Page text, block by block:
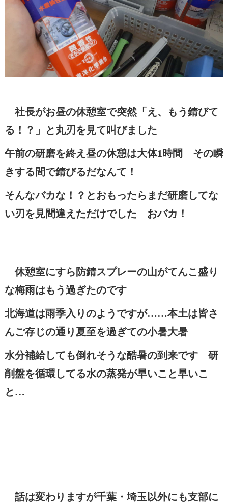
社長がお昼の休憩室で突然「え、もう錆びて
る！？」と丸刃を見て叫びました
午前の研磨を終え昼の休憩は大体1時間 その瞬
きする間で錆びるだなんて！
そんなバカな！？とおもったらまだ研磨してな
い刃を見間違えただけでした おバカ！
休憩室にすら防錆スプレーの山がてんこ盛り
な梅雨はもう過ぎたのです
北海道は雨季入りのようですが……本土は皆さ
んご存じの通り夏至を過ぎての小暑大暑
水分補給しても倒れそうな酷暑の到来です 研
削盤を循環してる水の蒸発が早いこと早いこ
と…
話は変わりますが千葉・埼玉以外にも支部に